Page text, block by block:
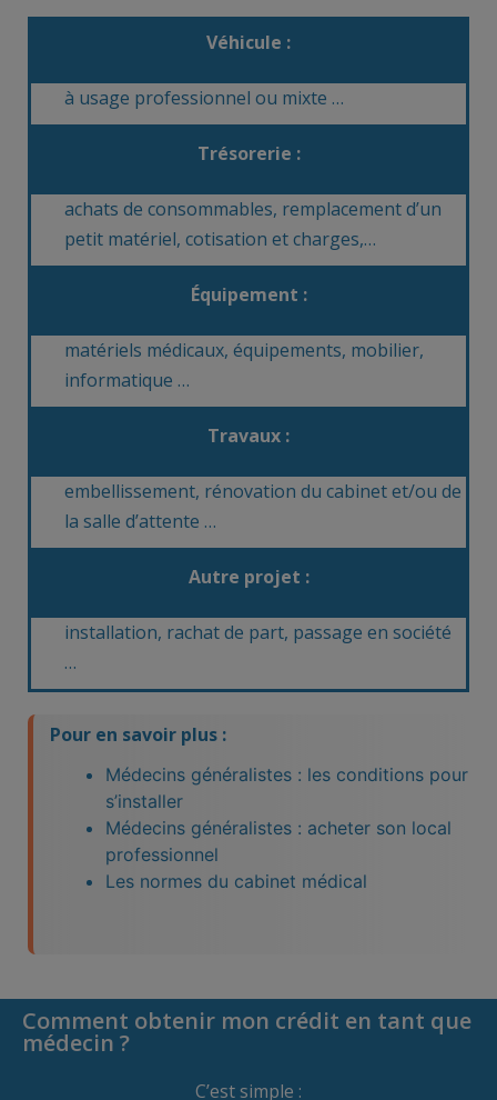
Véhicule :
à usage professionnel ou mixte …
Trésorerie :
achats de consommables, remplacement d’un
petit matériel, cotisation et charges,…
Équipement :
matériels médicaux, équipements, mobilier,
informatique …
Travaux :
embellissement, rénovation du cabinet et/ou de
la salle d’attente …
Autre projet :
installation, rachat de part, passage en société
…
Pour en savoir plus :
Médecins généralistes : les conditions pour
s’installer
Médecins généralistes : acheter son local
professionnel
Les normes du cabinet médical
Comment obtenir mon crédit en tant que
médecin ?
C’est simple :